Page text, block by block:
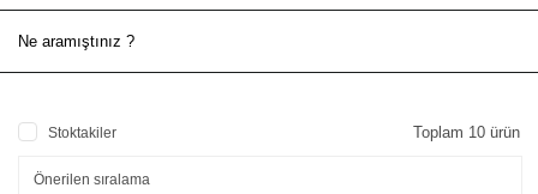
Stoktakiler Toplam 10 ürün